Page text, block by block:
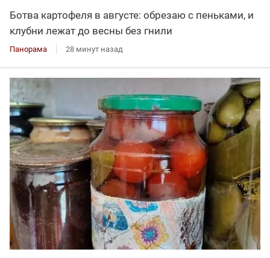
Ботва картофеля в августе: обрезаю с пеньками, и
клубни лежат до весны без гнили
Панорама 28 минут назад